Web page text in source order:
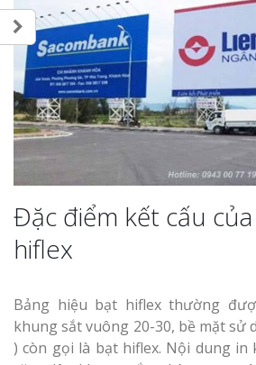
Đặc điểm kết cấu
hiflex
Bảng hiệu bạt hiflex thường
khung sắt vuông 20-30, bề mặt sử
) còn gọi là bạt hiflex. Nội dung in